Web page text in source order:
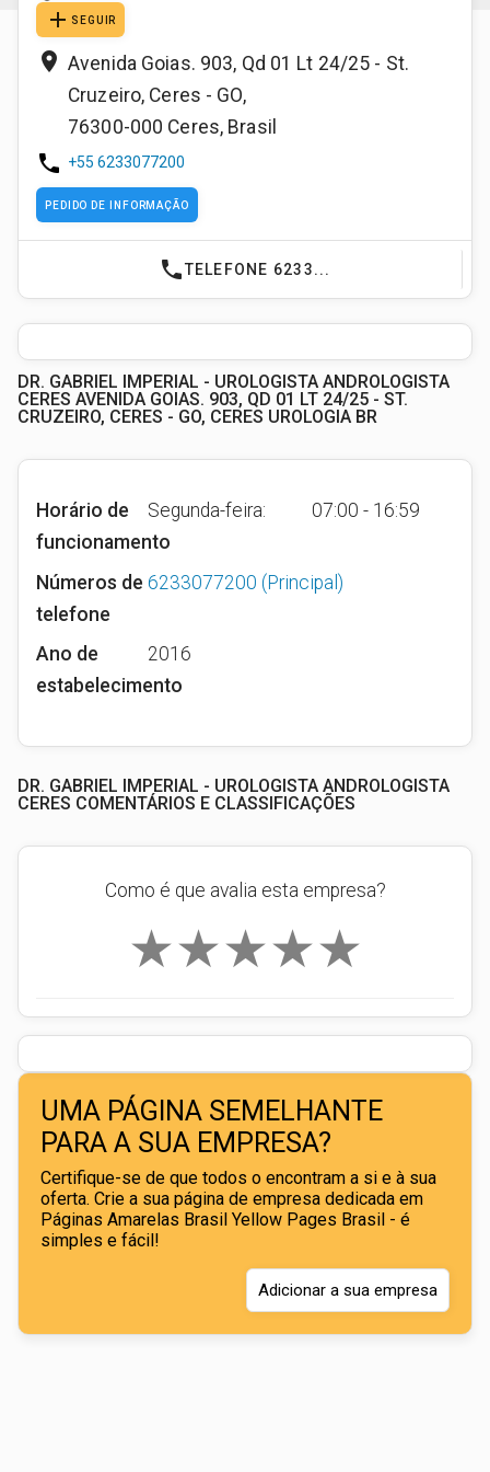
add SEGUIR
place Avenida Goias. 903, Qd 01 Lt 24/25 - St.
Cruzeiro, Ceres - GO,
76300-000 Ceres, Brasil
phone +55 6233077200
PEDIDO DE INFORMAÇÃO
phoneTELEFONE 6233...
DR. GABRIEL IMPERIAL - UROLOGISTA ANDROLOGISTA
CERES AVENIDA GOIAS. 903, QD 01 LT 24/25 - ST.
CRUZEIRO, CERES - GO, CERES UROLOGIA BR
Horário de
funcionamento
Segunda-feira: 07:00 - 16:59
Números de
telefone
6233077200 (Principal)
Ano de
estabelecimento
2016
DR. GABRIEL IMPERIAL - UROLOGISTA ANDROLOGISTA
CERES COMENTÁRIOS E CLASSIFICAÇÕES
Como é que avalia esta empresa?
★
★
★
★
★
UMA PÁGINA SEMELHANTE
PARA A SUA EMPRESA?
Certifique-se de que todos o encontram a si e à sua
oferta. Crie a sua página de empresa dedicada em
Páginas Amarelas Brasil Yellow Pages Brasil - é
simples e fácil!
Adicionar a sua empresa